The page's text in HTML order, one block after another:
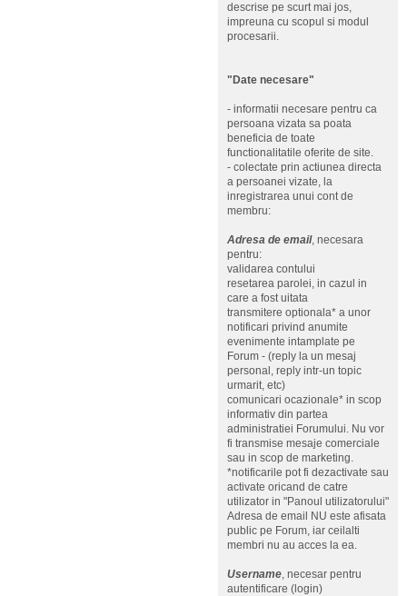
descrise pe scurt mai jos,
impreuna cu scopul si modul
procesarii.
"Date necesare"
- informatii necesare pentru ca
persoana vizata sa poata
beneficia de toate
functionalitatile oferite de site.
- colectate prin actiunea directa
a persoanei vizate, la
inregistrarea unui cont de
membru:
Adresa de email, necesara
pentru:
validarea contului
resetarea parolei, in cazul in
care a fost uitata
transmitere optionala* a unor
notificari privind anumite
evenimente intamplate pe
Forum - (reply la un mesaj
personal, reply intr-un topic
urmarit, etc)
comunicari ocazionale* in scop
informativ din partea
administratiei Forumului. Nu vor
fi transmise mesaje comerciale
sau in scop de marketing.
*notificarile pot fi dezactivate sau
activate oricand de catre
utilizator in "Panoul utilizatorului"
Adresa de email NU este afisata
public pe Forum, iar ceilalti
membri nu au acces la ea.
Username, necesar pentru
autentificare (login)